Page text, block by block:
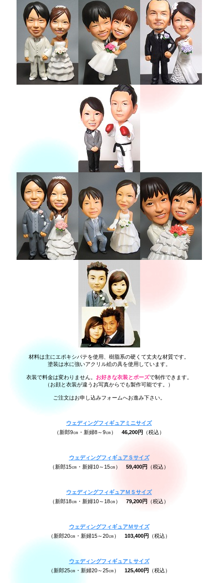
材料は主にエポキシパテを使用、樹脂系の硬くて丈夫な材質です。
塗装は水に強いアクリル絵の具を使用しています。
衣装で料金は変わりません。 お好きな衣装とポーズで制作できます。
（お顔と衣装が違うお写真からでも製作可能です。）
ご注文はお申し込みフォームへお進み下さい。
ウェディングフィギュアミニサイズ
（新郎9㎝・新婦8～9㎝） 46,200円 （税込）
ウェディングフィギュアＳサイズ
（新郎15㎝・新婦10～15㎝） 59,400円 （税込）
ウェディングフィギュアＭＳサイズ
（新郎18㎝・新婦10～18㎝） 79,200円 （税込）
ウェディングフィギュアＭサイズ
（新郎20㎝・新婦15～20㎝） 103,400円 （税込）
ウェディングフィギュアＬサイズ
（新郎25㎝・新婦20～25㎝） 125,400円 （税込）